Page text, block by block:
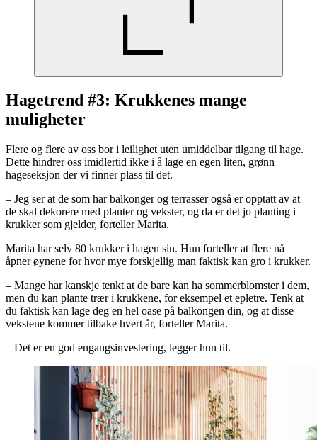
Hagetrend #3: Krukkenes mange
muligheter
Flere og flere av oss bor i leilighet uten umiddelbar tilgang til hage.
Dette hindrer oss imidlertid ikke i å lage en egen liten, grønn
hageseksjon der vi finner plass til det.
– Jeg ser at de som har balkonger og terrasser også er opptatt av at
de skal dekorere med planter og vekster, og da er det jo planting i
krukker som gjelder, forteller Marita.
Marita har selv 80 krukker i hagen sin. Hun forteller at flere nå
åpner øynene for hvor mye forskjellig man faktisk kan gro i krukker.
– Mange har kanskje tenkt at de bare kan ha sommerblomster i dem,
men du kan plante trær i krukkene, for eksempel et epletre. Tenk at
du faktisk kan lage deg en hel oase på balkongen din, og at disse
vekstene kommer tilbake hvert år, forteller Marita.
– Det er en god engangsinvestering, legger hun til.